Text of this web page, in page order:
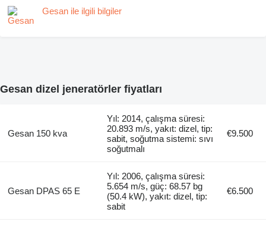
Gesan ile ilgili bilgiler
Gesan dizel jeneratörler fiyatları
Gesan 150 kva
Yıl: 2014, çalışma süresi:
20.893 m/s, yakıt: dizel, tip:
sabit, soğutma sistemi: sıvı
soğutmalı
€9.500
Gesan DPAS 65 E
Yıl: 2006, çalışma süresi:
5.654 m/s, güç: 68.57 bg
(50.4 kW), yakıt: dizel, tip:
sabit
€6.500